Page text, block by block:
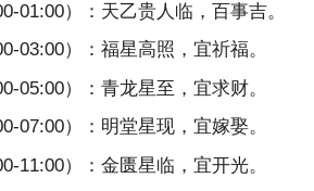
01:00）：天乙贵人临，百事吉。
03:00）：福星高照，宜祈福。
05:00）：青龙星至，宜求财。
07:00）：明堂星现，宜嫁娶。
11:00）：金匮星临，宜开光。